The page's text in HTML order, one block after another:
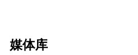
媒体库